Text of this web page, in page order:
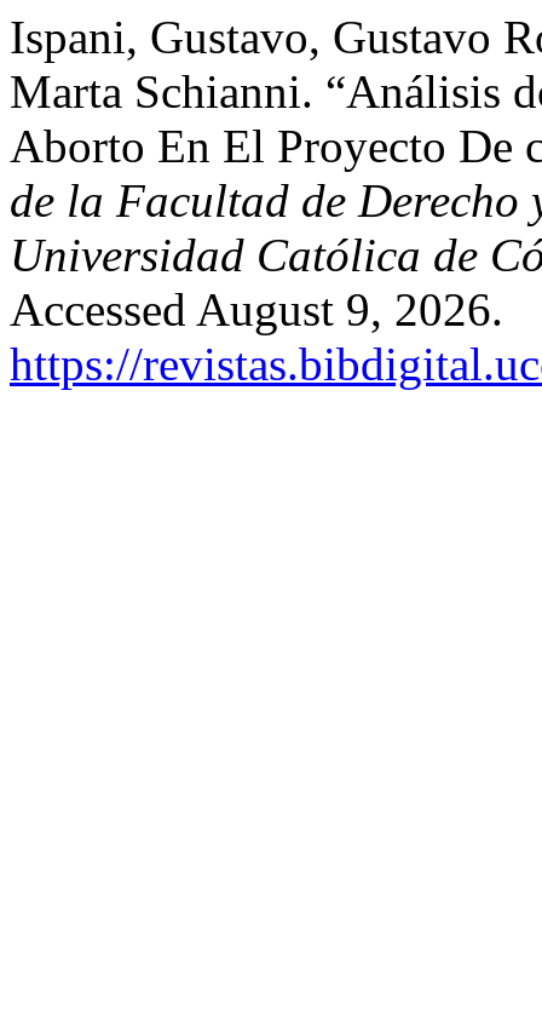
Ispani, Gustavo, Gustavo
Marta Schianni. “Análisis
Aborto En El Proyecto De
de la Facultad de Derecho
Universidad Católica de
Accessed August 9, 2026.
https://